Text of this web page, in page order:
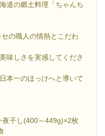
道の郷土料理「ちゃんち
の職人の情熱とこだわ
味しさを実感してくださ
本一のほっけへと導いて
夜干し(400～449g)×2枚